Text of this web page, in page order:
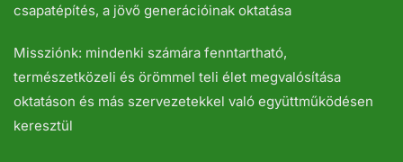
csapatépítés, a jövő generációinak oktatása
Missziónk: mindenki számára fenntartható,
természetközeli és örömmel teli élet megvalósítása
oktatáson és más szervezetekkel való együttműködésen
keresztül